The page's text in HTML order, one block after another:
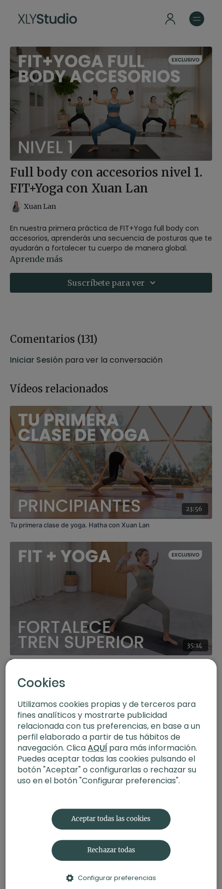
Full body con accesorios nivel 1.
FIT+Yoga con Xuan Lan
Xuan Lan
En nuestra primera práctica de FIT+Yoga full body con
accesorios, aprenderás una secuencia de posturas que te
ayudarán a fortalecer tu cuerpo de manera global.
en las piernas, glúteos, brazos y core, mientras utilizamos
tobilleras y muñequeras para intensificar la práctica. La
con accesorios de nivel 2.
Si lo prefieres, puedes hacer la práctica sin accesorios o
usar accesorios de menor peso, como las tobilleras y
Profesor:Xuan Lan
Duración:43 minutos
Nivel:multinivel
Intensidad:3
Material:tobilleras y muñequeras de 0,5 kg
Enfoque:
full body
Aprende más
Suscríbete para ver
Comentarios (131)
Iniciar Sesión para ver la conversación
Vídeos relacionados
23:56
Tu primera clase de yoga. Hatha con Xuan Lan
35:14
Fortalece tren superior. FIT+Yoga con Judith
Cookies
Utilizamos cookies propias y de terceros para
fines analíticos y mostrarte publicidad
relacionada con tus preferencias, en base a un
perfil elaborado a partir de tus hábitos de
navegación. ClicaAQUÍpara más información.
Puedes aceptar todas las cookies pulsando el
botón "Aceptar" o configurarlas o rechazar su
uso en el botón "Configurar preferencias".
Aceptar todas las cookies
Rechazar todas
Configurar preferencias